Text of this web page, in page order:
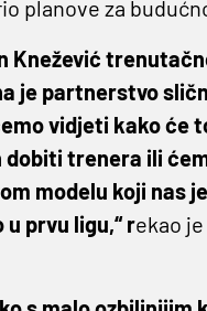
planove za
Knežević
je partnerstvo
vidjeti kako će
dobiti trenera ili
modelu koji nas je
prvu ligu,“ rekao